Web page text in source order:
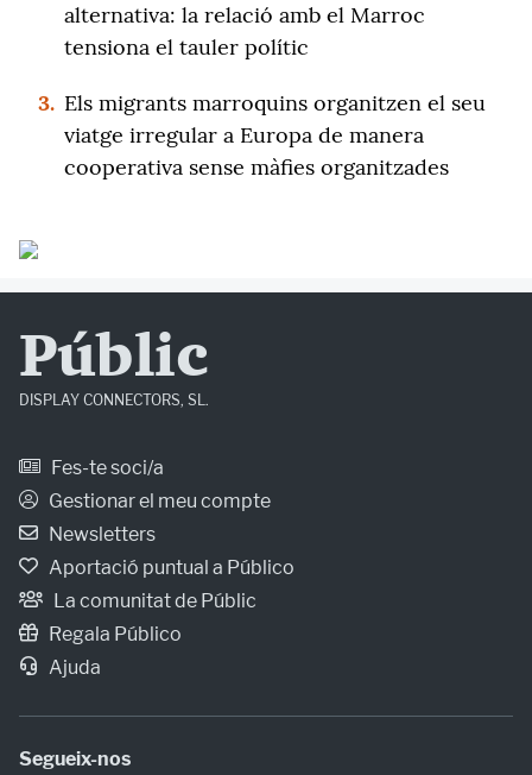
alternativa: la relació amb el Marroc
tensiona el tauler polític
3. Els migrants marroquins organitzen el seu
viatge irregular a Europa de manera
cooperativa sense màfies organitzades
Públic
DISPLAY CONNECTORS, SL.
Fes-te soci/a
Gestionar el meu compte
Newsletters
Aportació puntual a Público
La comunitat de Públic
Regala Público
Ajuda
Segueix-nos